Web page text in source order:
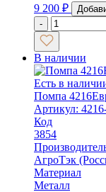
9 200 ₽
-
В наличии
Есть в
Помпа
Артикул:
Код
3854
АгроТэк
Материал
Металл